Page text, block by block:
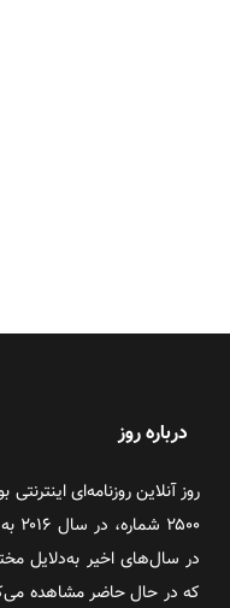
درباره روز
در سال‌های اخیر به‌دلایل
که در حال حاضر مشاهده